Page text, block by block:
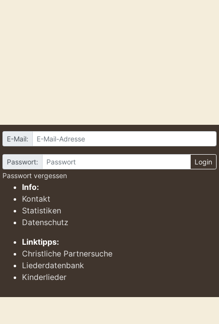
E-Mail:
Passwort:
Login
Passwort vergessen
Info:
Kontakt
Statistiken
Datenschutz
Linktipps:
Christliche Partnersuche
Liederdatenbank
Kinderlieder